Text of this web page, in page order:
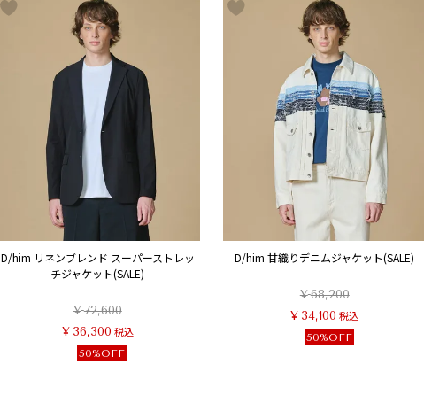
D/him リネンブレンド スーパーストレッ
チジャケット(SALE)
¥72,600
¥ 36,300 税込
50%OFF
D/him 甘織りデニムジャケット(SALE)
¥68,200
¥ 34,100 税込
50%OFF